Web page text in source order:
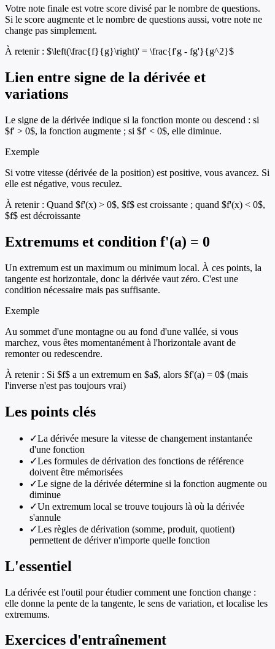
Votre note finale est votre score divisé par le nombre de questions.
Si le score augmente et le nombre de questions aussi, votre note ne
change pas simplement.
À retenir : $\left(\frac{f}{g}\right)' = \frac{f'g - fg'}{g^2}$
Lien entre signe de la dérivée et
variations
Le signe de la dérivée indique si la fonction monte ou descend : si
$f' > 0$, la fonction augmente ; si $f' < 0$, elle diminue.
Exemple
Si votre vitesse (dérivée de la position) est positive, vous avancez. Si
elle est négative, vous reculez.
À retenir : Quand $f'(x) > 0$, $f$ est croissante ; quand $f'(x) < 0$,
$f$ est décroissante
Extremums et condition f'(a) = 0
Un extremum est un maximum ou minimum local. À ces points, la
tangente est horizontale, donc la dérivée vaut zéro. C'est une
condition nécessaire mais pas suffisante.
Exemple
Au sommet d'une montagne ou au fond d'une vallée, si vous
marchez, vous êtes momentanément à l'horizontale avant de
remonter ou redescendre.
À retenir : Si $f$ a un extremum en $a$, alors $f'(a) = 0$ (mais
l'inverse n'est pas toujours vrai)
Les points clés
✓La dérivée mesure la vitesse de changement instantanée
d'une fonction
✓Les formules de dérivation des fonctions de référence
doivent être mémorisées
✓Le signe de la dérivée détermine si la fonction augmente ou
diminue
✓Un extremum local se trouve toujours là où la dérivée
s'annule
✓Les règles de dérivation (somme, produit, quotient)
permettent de dériver n'importe quelle fonction
L'essentiel
La dérivée est l'outil pour étudier comment une fonction change :
elle donne la pente de la tangente, le sens de variation, et localise les
extremums.
Exercices d'entraînement